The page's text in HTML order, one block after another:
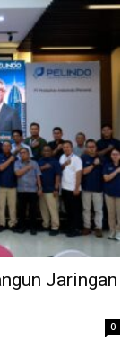
Jaringan
0